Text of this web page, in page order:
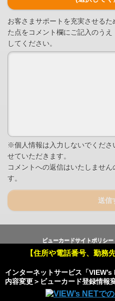
【住所や電話番号、勤務
インターネットサービス「
内容変更＞ビューカード登録情報
お客さまサポートを充実させる
た点をコメント欄にご記入のう
してください。
※個人情報は入力しないでくださ
せていただきます。
コメントへの返信はいたしませ
す。
送信
ビューカードサイトポリシー